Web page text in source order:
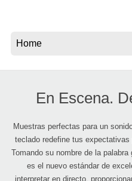
En Escena.
Muestras perfectas para un
teclado redefine tus
Tomando su nombre de la
es el nuevo estándar de
interpretar en directo,